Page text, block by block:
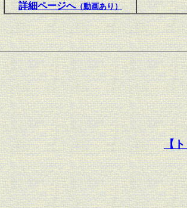
詳細ページへ（動画あり）
【